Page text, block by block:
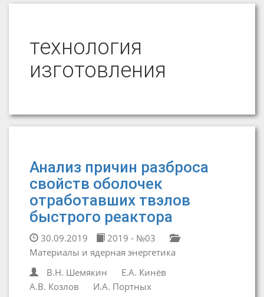
технология
изготовления
Анализ причин разброса
свойств оболочек
отработавших твэлов
быстрого реактора
30.09.2019
2019 - №03
Материалы и ядерная энергетика
В.Н. Шемякин
Е.А. Кинёв
А.В. Козлов
И.А. Портных